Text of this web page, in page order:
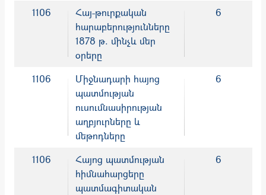
1106
Հայ-թուրքական
հարաբերությունները
1878 թ. մինչև մեր
օրերը
6
1106
Միջնադարի հայոց
պատմության
ուսումնասիրության
աղբյուրները և
մեթոդները
6
1106
Հայոց պատմության
հիմնահարցերը
պատմագիտական
6